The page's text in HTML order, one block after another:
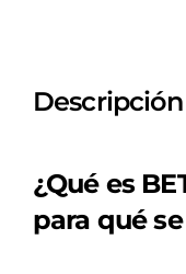
125
¿Qué es
para qué